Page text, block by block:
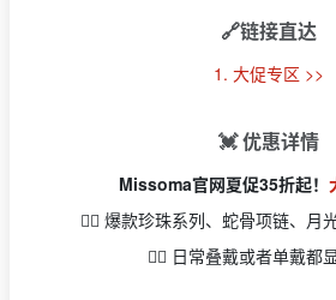
🔗链接直达
1. 大促专区 >>
💓 优惠详情
Missoma官网夏促35折起！
👉🏻 爆款珍珠系列、蛇骨项链、月
👉🏻 日常叠戴或者单戴都